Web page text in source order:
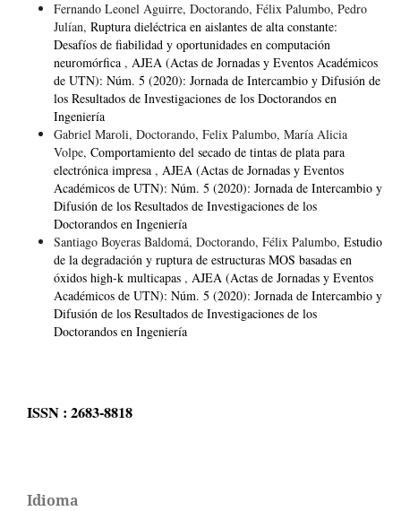
Fernando Leonel Aguirre, Doctorando, Félix Palumbo, Pedro
Julían, Ruptura dieléctrica en aislantes de alta constante:
Desafíos de fiabilidad y oportunidades en computación
neuromórfica , AJEA (Actas de Jornadas y Eventos Académicos
de UTN): Núm. 5 (2020): Jornada de Intercambio y Difusión de
los Resultados de Investigaciones de los Doctorandos en
Ingeniería
Gabriel Maroli, Doctorando, Felix Palumbo, María Alicia
Volpe, Comportamiento del secado de tintas de plata para
electrónica impresa , AJEA (Actas de Jornadas y Eventos
Académicos de UTN): Núm. 5 (2020): Jornada de Intercambio y
Difusión de los Resultados de Investigaciones de los
Doctorandos en Ingeniería
Santiago Boyeras Baldomá, Doctorando, Félix Palumbo, Estudio
de la degradación y ruptura de estructuras MOS basadas en
óxidos high-k multicapas , AJEA (Actas de Jornadas y Eventos
Académicos de UTN): Núm. 5 (2020): Jornada de Intercambio y
Difusión de los Resultados de Investigaciones de los
Doctorandos en Ingeniería
ISSN : 2683-8818
Idioma